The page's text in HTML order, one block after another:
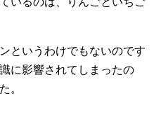
というわけでもないのです
に影響されてしまったの
。